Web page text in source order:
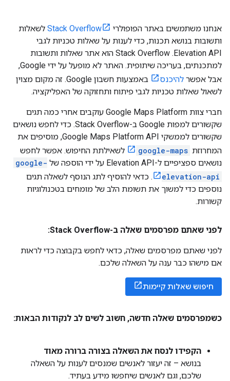
אנחנו משתמשים באתר הפופולרי Stack Overflow לשאלות
ותשובות בנושא תכנות, כדי לענות על שאלות טכניות לגבי
Elevation API. ‫Stack Overflow הוא אתר שאלות ותשובות
למתכנתים, בעריכה שיתופית. האתר לא מופעל על ידי Google,
אבל אפשר להיכנס
באמצעות חשבון Google. זה מקום מצוין
לשאול שאלות טכניות לגבי פיתוח ותחזוקה של האפליקציה.
חברי צוות Google Maps Platform עוקבים אחרי כמה תגים
שקשורים למפות Google ב-Stack Overflow. כדי לחפש נושאים
שקשורים לממשקי Google Maps Platform API, מוסיפים את
המחרוזת google-maps
לשאילתת החיפוש. אפשר לחפש
נושאים ספציפיים ל-Elevation API על ידי הוספה של
google-
elevation-api
. כדאי להוסיף לתג הנוסף לשאלה תגים
נוספים כדי למשוך את תשומת הלב של מומחים בטכנולוגיות
קשורות.
לפני שאתם מפרסמים שאלה ב-Stack Overflow:
לפני שאתם מפרסמים שאלה, כדאי לחפש בקבוצה כדי לראות
אם מישהו כבר ענה על השאלה שלכם.
חיפוש שאלות קיימות
כשמפרסמים שאלה חדשה, חשוב לשים לב לנקודות הבאות:
הקפידו לנסח את השאלה בצורה ברורה מאוד
בנושא – זה יעזור לאנשים שמנסים לענות על השאלה
שלכם, וגם לאנשים שיחפשו מידע בעתיד.